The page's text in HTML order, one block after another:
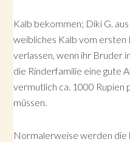
Kalb bekommen; Diki G.
weibliches Kalb vom ersten
verlassen, wenn ihr Bruder
die Rinderfamilie eine gute
vermutlich ca. 1000
müssen.
Normalerweise werden die